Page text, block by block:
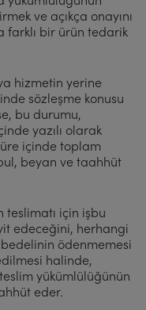
ve açıkça onayını
farklı bir ürün tedarik
hizmetin yerine
sözleşme konusu
bu durumu,
yazılı olarak
içinde toplam
beyan ve taahhüt
teslimatı için işbu
edeceğini, herhangi
ödenmemesi
halinde,
teslim yükümlülüğünün
eder.